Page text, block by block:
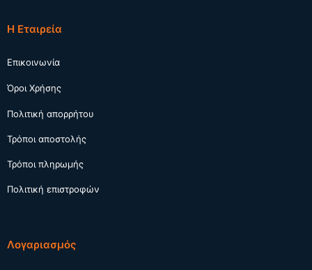
Η Εταιρεία
Επικοινωνία
Όροι Χρήσης
Πολιτική απορρήτου
Τρόποι αποστολής
Τρόποι πληρωμής
Πολιτική επιστροφών
Λογαριασμός